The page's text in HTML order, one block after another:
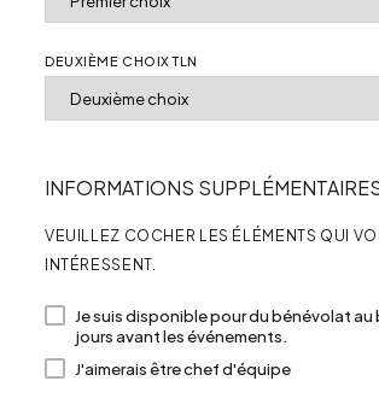
DEUXIÈME CHOIX TLN
INFORMATIONS
VEUILLEZ COCHER LES ÉLÉMENTS QUI
INTÉRESSENT.
Je suis disponible pour du bénévolat au
jours avant les événements.
J'aimerais être chef d'équipe